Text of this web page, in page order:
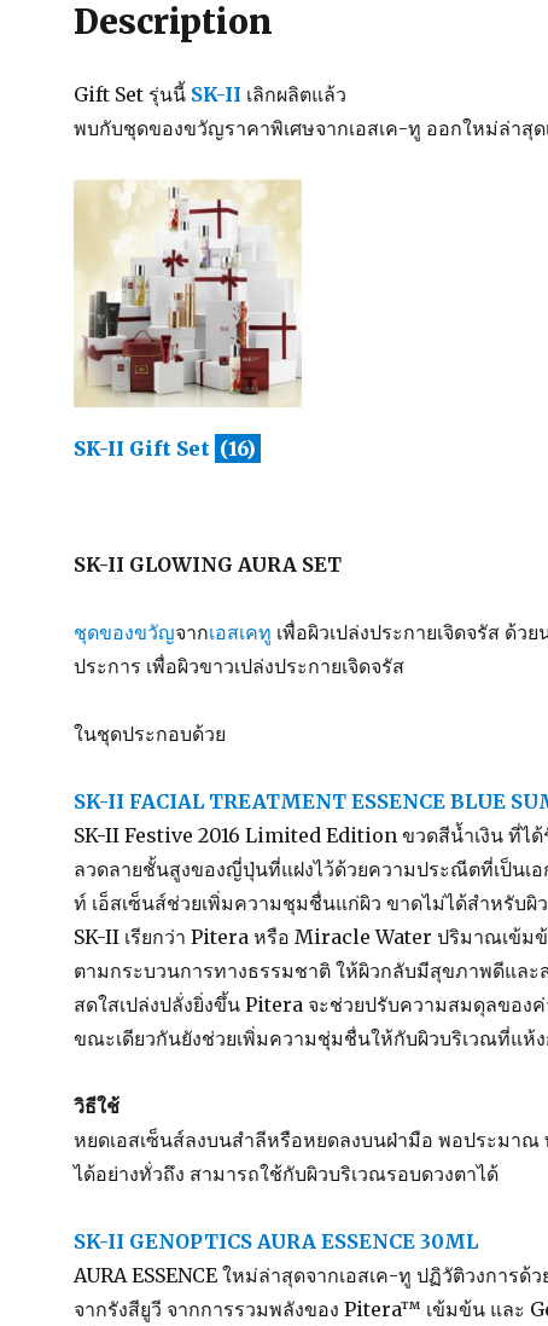
Description
Gift Set รุ่นนี้ SK-II เลิกผลิตแล้ว
พบกับชุดของขวัญราคาพิเศษจากเอสเค-ทู ออกใหม่ล่าสุด
SK-II Gift Set (16)
SK-II GLOWING AURA SET
ชุดของขวัญจากเอสเคทู เพื่อผิวเปล่งประกายเจิดจรัส ด้ว
ประการ เพื่อผิวขาวเปล่งประกายเจิดจรัส
ในชุดประกอบด้วย
SK-II FACIAL TREATMENT ESSENCE BLUE
SK-II Festive 2016 Limited Edition ขวดสีน้ำเงิน ที่ไ
ลวดลายชั้นสูงของญี่ปุ่นที่แฝงไว้ด้วยความประณีตที่เป็น
ท์ เอ็สเซ็นส์ช่วยเพิ่มความชุมชื่นแก่ผิว ขาดไม่ได้สำหรับ
SK-II เรียกว่า Pitera หรือ Miracle Water ปริมาณเข้ม
ตามกระบวนการทางธรรมชาติ ให้ผิวกลับมีสุขภาพดีและ
สดใสเปล่งปลั่งยิ่งขึ้น Pitera จะช่วยปรับความสมดุลขอ
ขณะเดียวกันยังช่วยเพิ่มความชุ่มชื่นให้กับผิวบริเวณที่แห้
วิธีใช้
หยดเอสเซ็นส์ลงบนสำลีหรือหยดลงบนฝ่ามือ พอประมาณ
ได้อย่างทั่วถึง สามารถใช้กับผิวบริเวณรอบดวงตาได้
SK-II GENOPTICS AURA ESSENCE 30ML
AURA ESSENCE ใหม่ล่าสุดจากเอสเค-ทู ปฏิวัติวงการด้
จากรังสียูวี จากการรวมพลังของ Pitera™ เข้มข้น และ